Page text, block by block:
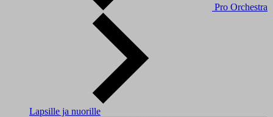
Pro Orchestra
Lapsille ja nuorille